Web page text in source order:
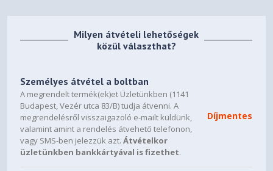
Milyen átvételi lehetőségek
közül választhat?
Személyes átvétel a boltban
A megrendelt termék(ek)et Üzletünkben (1141
Budapest, Vezér utca 83/B) tudja átvenni. A
megrendelésről visszaigazoló e-mailt küldünk,
valamint amint a rendelés átvehető telefonon,
vagy SMS-ben jelezzük azt.Átvételkor
üzletünkben bankkártyával is fizethet.
Díjmentes